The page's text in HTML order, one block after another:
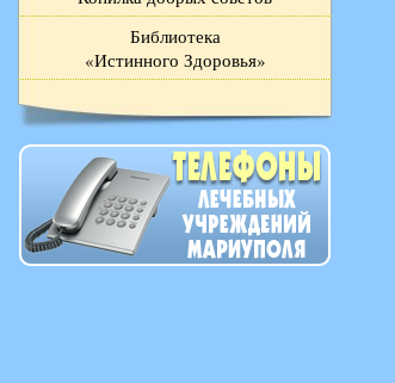
Библиотека
«Истинного Здоровья»